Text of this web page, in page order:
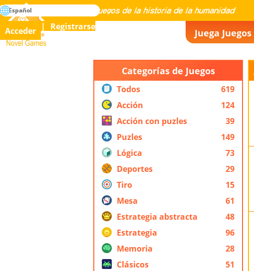
Novel Games
Maestría en todos los juegos de la historia de la humanidad
búsqueda
Juega Juegos
Acceder Registrarse
Español
Categorías de Juegos
Todos
619
Acción
124
Acción con puzles
39
Puzles
149
Lógica
73
Deportes
29
Tiro
15
Mesa
61
Estrategia abstracta
48
Estrategia
96
Memoria
28
Clásicos
51